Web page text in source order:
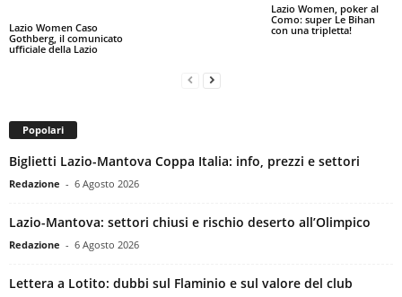
Lazio Women Caso
Gothberg, il comunicato
ufficiale della Lazio
Lazio Women, poker al
Como: super Le Bihan
con una tripletta!
Popolari
Biglietti Lazio-Mantova Coppa Italia: info, prezzi e settori
Redazione - 6 Agosto 2026
Lazio-Mantova: settori chiusi e rischio deserto all’Olimpico
Redazione - 6 Agosto 2026
Lettera a Lotito: dubbi sul Flaminio e sul valore del club